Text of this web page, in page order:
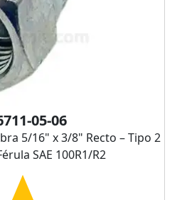
05-06
5/16" x 3/8" Recto – Tipo 2
SAE 100R1/R2